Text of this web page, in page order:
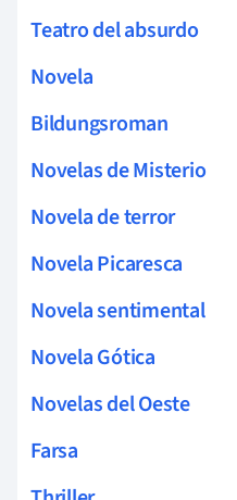
Teatro del absurdo
Novela
Bildungsroman
Novelas de Misterio
Novela de terror
Novela Picaresca
Novela sentimental
Novela Gótica
Novelas del Oeste
Farsa